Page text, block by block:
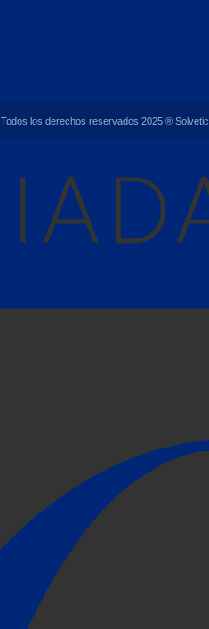
Todos los derechos reservados 2025 ® Solvetic